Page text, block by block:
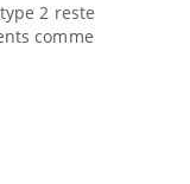
2 reste
comme